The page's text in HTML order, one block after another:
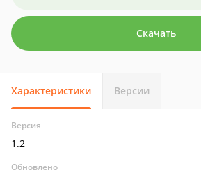
Скачать
Характеристики Версии
Версия
1.2
Обновлено